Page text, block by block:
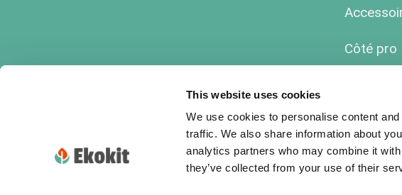
This website uses cookies
We use cookies to personalise content
traffic. We also share information about
analytics partners who may combine it
they’ve collected from your use of their
Côté pro
ENGIE